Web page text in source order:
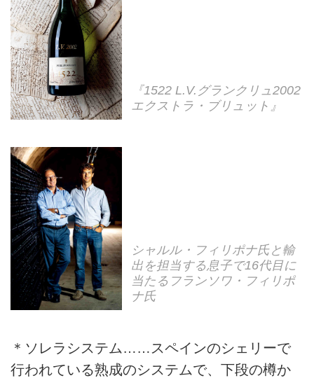
『1522 L.V.グランクリュ2002
エクストラ・ブリュット』
シャルル・フィリポナ氏と輸
出を担当する息子で16代目に
当たるフランソワ・フィリポ
ナ氏
＊ソレラシステム……スペインのシェリーで
行われている熟成のシステムで、下段の樽か